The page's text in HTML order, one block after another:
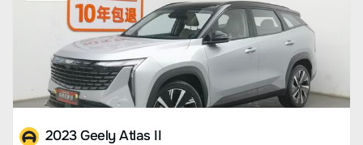
2023 Geely Atlas II